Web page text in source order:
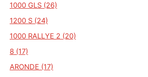
1000 GLS (26)
1200 S (24)
1000 RALLYE 2 (20)
8 (17)
ARONDE (17)